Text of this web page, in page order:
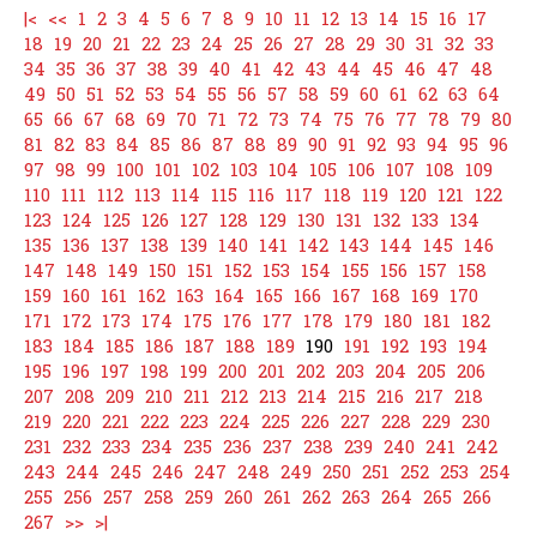
|< << 1 2 3 4 5 6 7 8 9 10 11 12 13 14 15 16 17
18 19 20 21 22 23 24 25 26 27 28 29 30 31 32 33
34 35 36 37 38 39 40 41 42 43 44 45 46 47 48
49 50 51 52 53 54 55 56 57 58 59 60 61 62 63 64
65 66 67 68 69 70 71 72 73 74 75 76 77 78 79 80
81 82 83 84 85 86 87 88 89 90 91 92 93 94 95 96
97 98 99 100 101 102 103 104 105 106 107 108 109
110 111 112 113 114 115 116 117 118 119 120 121 122
123 124 125 126 127 128 129 130 131 132 133 134
135 136 137 138 139 140 141 142 143 144 145 146
147 148 149 150 151 152 153 154 155 156 157 158
159 160 161 162 163 164 165 166 167 168 169 170
171 172 173 174 175 176 177 178 179 180 181 182
183 184 185 186 187 188 189 190 191 192 193 194
195 196 197 198 199 200 201 202 203 204 205 206
207 208 209 210 211 212 213 214 215 216 217 218
219 220 221 222 223 224 225 226 227 228 229 230
231 232 233 234 235 236 237 238 239 240 241 242
243 244 245 246 247 248 249 250 251 252 253 254
255 256 257 258 259 260 261 262 263 264 265 266
267 >> >|